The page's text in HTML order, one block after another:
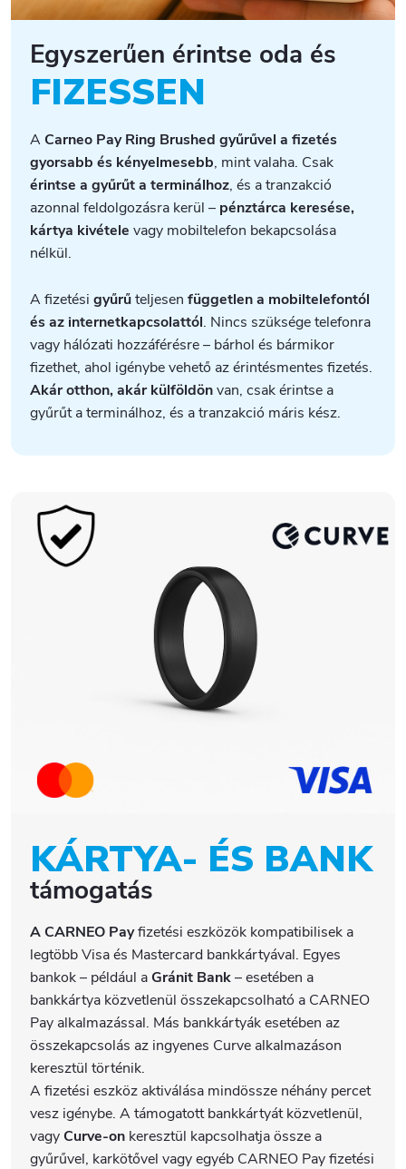
Egyszerűen érintse oda és
FIZESSEN
ACarneo Pay Ring Brushed gyűrűvel a fizetés
gyorsabb és kényelmesebb, mint valaha. Csak
érintse a gyűrűt a terminálhoz, és a tranzakció
azonnal feldolgozásra kerül – pénztárca keresése,
kártya kivétele vagy mobiltelefon bekapcsolása
nélkül.
A fizetésigyűrűteljesenfüggetlen a mobiltelefontól
és az internetkapcsolattól. Nincs szüksége telefonra
vagy hálózati hozzáférésre – bárhol és bármikor
fizethet, ahol igénybe vehető az érintésmentes fizetés.
Akár otthon, akár külföldönvan, csak érintse a
gyűrűt a terminálhoz, és a tranzakció máris kész.
KÁRTYA- ÉS BANK
támogatás
A CARNEO Payfizetési eszközök kompatibilisek a
legtöbb Visa és Mastercard bankkártyával. Egyes
bankok – például aGránit Bank– esetében a
bankkártya közvetlenül összekapcsolható a CARNEO
Pay alkalmazással. Más bankkártyák esetében az
összekapcsolás az ingyenes Curve alkalmazáson
keresztül történik.
A fizetési eszköz aktiválása mindössze néhány percet
vesz igénybe. A támogatott bankkártyát közvetlenül,
vagyCurve-on keresztül kapcsolhatja össze a
gyűrűvel, karkötővel vagy egyéb CARNEO Pay fizetési